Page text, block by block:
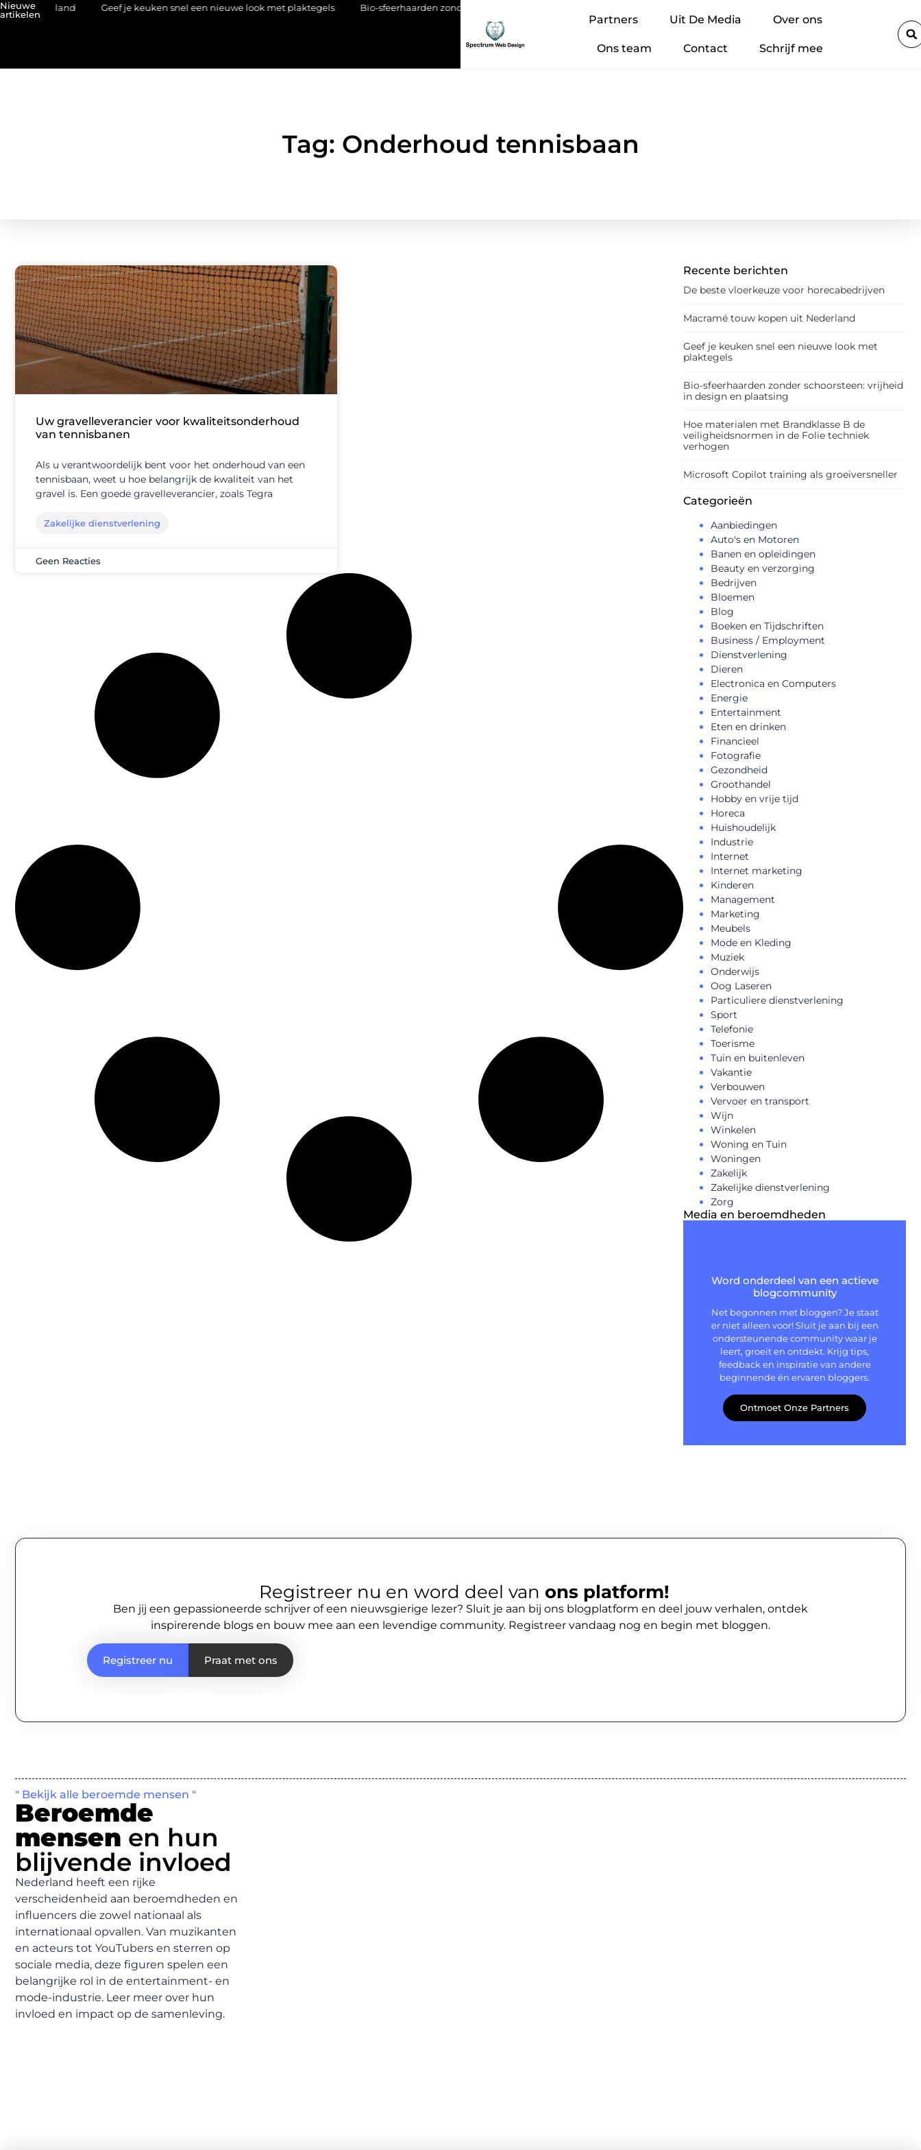
Nieuwe
artikelen
Geef je keuken snel een nieuwe look met plaktegels Bio-sfeerhaarden zonder schoorsteen: vrijheid in design en plaatsing
Partners Uit De Media Over ons
Ons team Contact Schrijf mee
Tag: Onderhoud tennisbaan
Recente berichten
De beste vloerkeuze voor horecabedrijven
Macramé touw kopen uit Nederland
Geef je keuken snel een nieuwe look met
plaktegels
Bio-sfeerhaarden zonder schoorsteen: vrijheid
in design en plaatsing
Hoe materialen met Brandklasse B de
veiligheidsnormen in de Folie techniek
verhogen
Microsoft Copilot training als groeiversneller
Categorieën
Aanbiedingen
Auto's en Motoren
Banen en opleidingen
Beauty en verzorging
Bedrijven
Bloemen
Blog
Boeken en Tijdschriften
Business / Employment
Dienstverlening
Dieren
Electronica en Computers
Energie
Entertainment
Eten en drinken
Financieel
Fotografie
Gezondheid
Groothandel
Hobby en vrije tijd
Horeca
Huishoudelijk
Industrie
Internet
Internet marketing
Kinderen
Management
Marketing
Meubels
Mode en Kleding
Muziek
Onderwijs
Oog Laseren
Particuliere dienstverlening
Sport
Telefonie
Toerisme
Tuin en buitenleven
Vakantie
Verbouwen
Vervoer en transport
Wijn
Winkelen
Woning en Tuin
Woningen
Zakelijk
Zakelijke dienstverlening
Zorg
Media en beroemdheden
Word onderdeel van een actieve
blogcommunity
Net begonnen met bloggen? Je staat
er niet alleen voor! Sluit je aan bij een
ondersteunende community waar je
leert, groeit en ontdekt. Krijg tips,
feedback en inspiratie van andere
beginnende én ervaren bloggers.
Ontmoet Onze Partners
Uw gravelleverancier voor kwaliteitsonderhoud
van tennisbanen
Als u verantwoordelijk bent voor het onderhoud van een
tennisbaan, weet u hoe belangrijk de kwaliteit van het
gravel is. Een goede gravelleverancier, zoals Tegra
Zakelijke dienstverlening
Geen Reacties
Registreer nu en word deel van ons platform!
Ben jij een gepassioneerde schrijver of een nieuwsgierige lezer? Sluit je aan bij ons blogplatform en deel jouw verhalen, ontdek
inspirerende blogs en bouw mee aan een levendige community. Registreer vandaag nog en begin met bloggen.
Registreer nu Praat met ons
" Bekijk alle beroemde mensen "
Beroemde
mensen en hun
blijvende invloed
Nederland heeft een rijke
verscheidenheid aan beroemdheden en
influencers die zowel nationaal als
internationaal opvallen. Van muzikanten
en acteurs tot YouTubers en sterren op
sociale media, deze figuren spelen een
belangrijke rol in de entertainment- en
mode-industrie. Leer meer over hun
invloed en impact op de samenleving.